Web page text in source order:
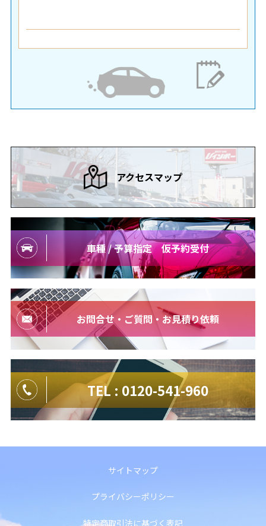
アクセスマップ
車種 / 予算指定 仮予約受付
お問合せ・ご質問・お見積り依頼
TEL : 0120-541-960
サイトマップ
プライバシーポリシー
特定商取引法に基づく表記